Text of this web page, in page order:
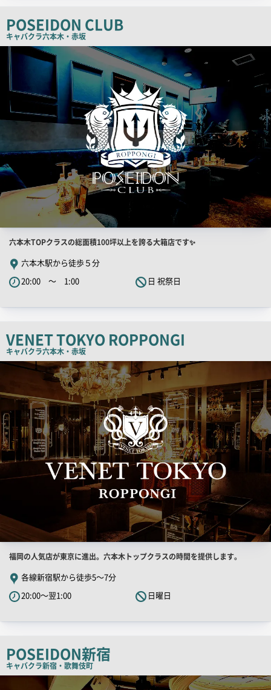
ピ
ー
POSEIDON CLUB
キャバクラ六本木・赤坂
検
像
店
舗
PR
キ
コ
ピ
六本木TOPクラスの総面積100坪以上を誇る大箱店です✨
六本木駅から徒歩５分
20:00 ～ 1:00
日 祝祭日
VENET TOKYO ROPPONGI
キャバクラ六本木・赤坂
検
果
一
用
画
像
店
舗
PR
キ
コ
ピ
福岡の人気店が東京に進出。六本木トップクラスの時間を提供します。
各線新宿駅から徒歩5～7分
20:00～翌1:00
日曜日
POSEIDON新宿
キャバクラ新宿・歌舞伎町